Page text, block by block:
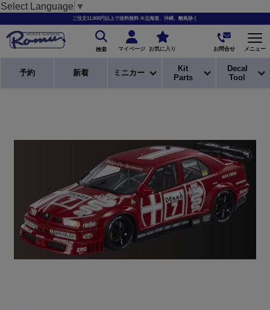
Select Language ▼
ご注文11,000円以上で送料無料 ※北海道、沖縄、離島除く
検索 マイページ お気に入り お問合せ メニュー
予約 新着 ミニカー
Kit
Parts
Decal
Tool